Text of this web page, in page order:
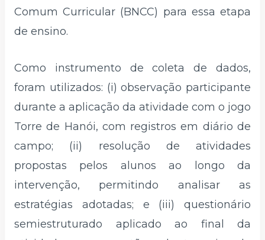
Comum Curricular (BNCC) para essa etapa
de ensino.
Como instrumento de coleta de dados,
foram utilizados: (i) observação participante
durante a aplicação da atividade com o jogo
Torre de Hanói, com registros em diário de
campo; (ii) resolução de atividades
propostas pelos alunos ao longo da
intervenção, permitindo analisar as
estratégias adotadas; e (iii) questionário
semiestruturado aplicado ao final da